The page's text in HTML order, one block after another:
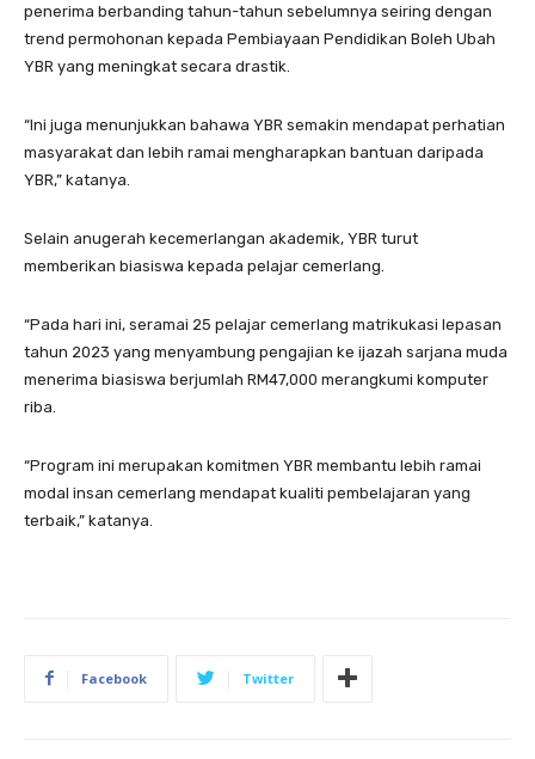
penerima berbanding tahun-tahun sebelumnya seiring dengan
trend permohonan kepada Pembiayaan Pendidikan Boleh Ubah
YBR yang meningkat secara drastik.
“Ini juga menunjukkan bahawa YBR semakin mendapat perhatian
masyarakat dan lebih ramai mengharapkan bantuan daripada
YBR,” katanya.
Selain anugerah kecemerlangan akademik, YBR turut
memberikan biasiswa kepada pelajar cemerlang.
“Pada hari ini, seramai 25 pelajar cemerlang matrikukasi lepasan
tahun 2023 yang menyambung pengajian ke ijazah sarjana muda
menerima biasiswa berjumlah RM47,000 merangkumi komputer
riba.
“Program ini merupakan komitmen YBR membantu lebih ramai
modal insan cemerlang mendapat kualiti pembelajaran yang
terbaik,” katanya.
Facebook Twitter